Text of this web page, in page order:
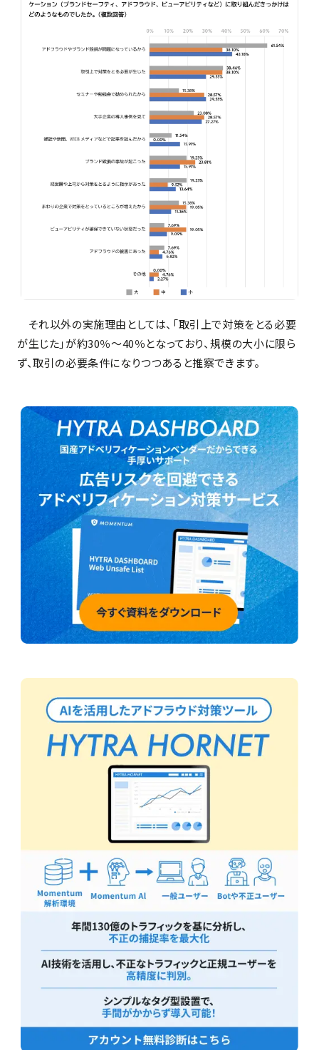
それ以外の実施理由としては、「取引上で対策をとる必要
が生じた」が約30％～40％となっており、規模の大小に限ら
ず、取引の必要条件になりつつあると推察できます。